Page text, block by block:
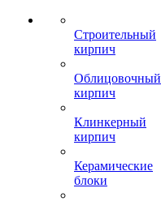
Строительный
кирпич
Облицовочный
кирпич
Клинкерный
кирпич
Керамические
блоки